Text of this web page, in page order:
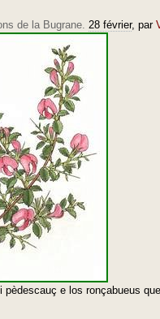
de la Bugrane.
28 février, par
pèdescauç e los ronçabueus